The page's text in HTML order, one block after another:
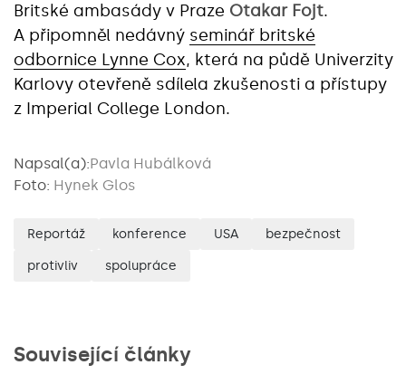
Britské ambasády v Praze Otakar Fojt.
A připomněl nedávný seminář britské
odbornice Lynne Cox, která na půdě Univerzity
Karlovy otevřeně sdílela zkušenosti a přístupy
z Imperial College London.
Napsal(a):Pavla Hubálková
Foto: Hynek Glos
Reportáž konference USA bezpečnost
protivliv spolupráce
Související články